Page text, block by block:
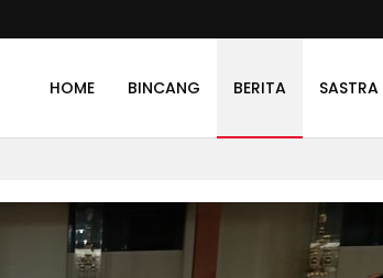
HOME BINCANG BERITA SASTRA